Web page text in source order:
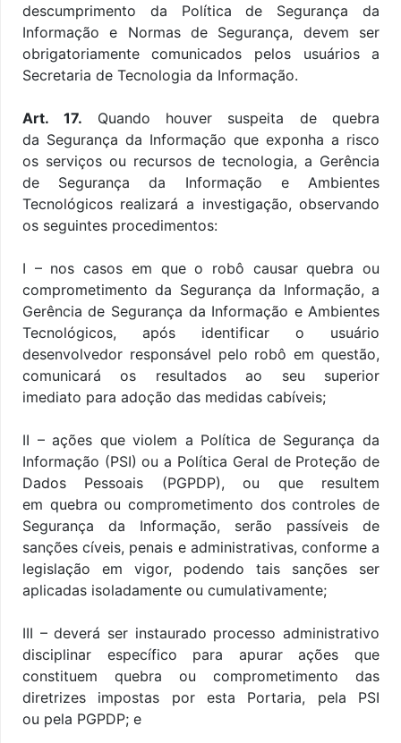
descumprimento da Política de Segurança da
Informação e Normas de Segurança, devem ser
obrigatoriamente comunicados pelos usuários a
Secretaria de Tecnologia da Informação.
Art. 17. Quando houver suspeita de quebra
da Segurança da Informação que exponha a risco
os serviços ou recursos de tecnologia, a Gerência
de Segurança da Informação e Ambientes
Tecnológicos realizará a investigação, observando
os seguintes procedimentos:
I – nos casos em que o robô causar quebra ou
comprometimento da Segurança da Informação, a
Gerência de Segurança da Informação e Ambientes
Tecnológicos, após identificar o usuário
desenvolvedor responsável pelo robô em questão,
comunicará os resultados ao seu superior
imediato para adoção das medidas cabíveis;
II – ações que violem a Política de Segurança da
Informação (PSI) ou a Política Geral de Proteção de
Dados Pessoais (PGPDP), ou que resultem
em quebra ou comprometimento dos controles de
Segurança da Informação, serão passíveis de
sanções cíveis, penais e administrativas, conforme a
legislação em vigor, podendo tais sanções ser
aplicadas isoladamente ou cumulativamente;
III – deverá ser instaurado processo administrativo
disciplinar específico para apurar ações que
constituem quebra ou comprometimento das
diretrizes impostas por esta Portaria, pela PSI
ou pela PGPDP; e